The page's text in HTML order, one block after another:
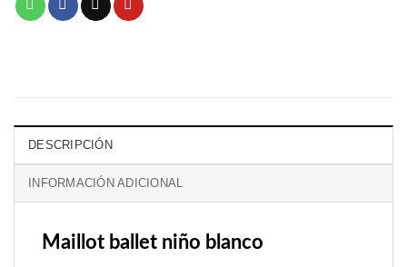
DESCRIPCIÓN
INFORMACIÓN ADICIONAL
Maillot ballet niño blanco